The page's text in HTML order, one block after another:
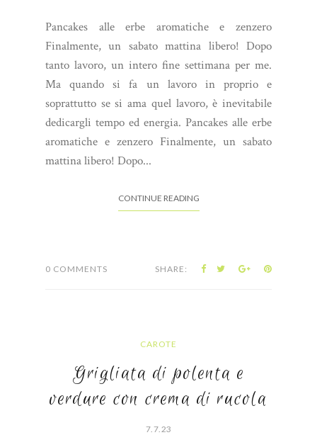
Pancakes alle erbe aromatiche e zenzero
Finalmente, un sabato mattina libero! Dopo
tanto lavoro, un intero fine settimana per me.
Ma quando si fa un lavoro in proprio e
soprattutto se si ama quel lavoro, è inevitabile
dedicargli tempo ed energia. Pancakes alle erbe
aromatiche e zenzero Finalmente, un sabato
mattina libero! Dopo...
CONTINUE READING
0 COMMENTS SHARE:
CAROTE
Grigliata di polenta e
verdure con crema di rucola
7.7.23